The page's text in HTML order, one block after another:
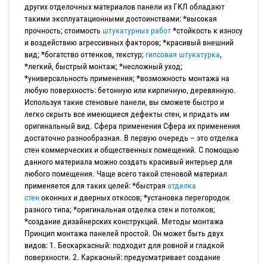
других отделочных материалов панели из ГКЛ обладают
такими эксплуатационными достоинствами: *высокая
прочность; стоимость штукатурных работ*стойкость к износу
и воздействию агрессивных факторов; *красивый внешний
вид; *богатство оттенков, текстур; гипсовая штукатурка,
*легкий, быстрый монтаж; *несложный уход;
*универсальность применения; *возможность монтажа на
любую поверхность: бетонную или кирпичную, деревянную.
Используя такие стеновые панели, вы сможете быстро и
легко скрыть все имеющиеся дефекты стен, и придать им
оригинальный вид. Сфера применения Сфера их применения
достаточно разнообразная. В первую очередь – это отделка
стен коммерческих и общественных помещений. С помощью
данного материала можно создать красивый интерьер для
любого помещения. Чаще всего такой стеновой материал
применяется для таких целей: *быстрая отделка
стеноконных и дверных откосов; *установка перегородок
разного типа; *оригинальная отделка стен и потолков;
*создание дизайнерских конструкций. Методы монтажа
Принцип монтажа панелей простой. Он может быть двух
видов: 1. Бескаркасный: подходит для ровной и гладкой
поверхности. 2. Каркасный: предусматривает создание